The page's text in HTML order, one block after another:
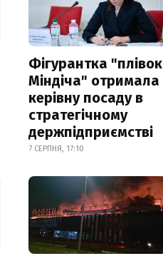
Фігурантка "плівок
Міндіча" отримала
керівну посаду в
стратегічному
держпідприємстві
7 СЕРПНЯ, 17:10